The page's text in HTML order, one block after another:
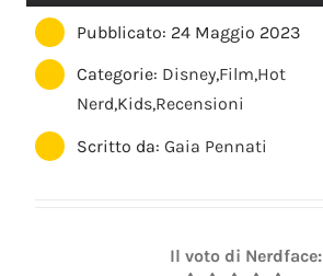
Pubblicato: 24 Maggio 2023
Categorie: Disney,Film,Hot
Nerd,Kids,Recensioni
Scritto da:Gaia Pennati
Il voto di Nerdface: